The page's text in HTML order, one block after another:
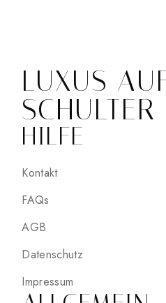
LUXUS
SCHULTER
HILFE
Kontakt
FAQs
AGB
Datenschutz
Impressum